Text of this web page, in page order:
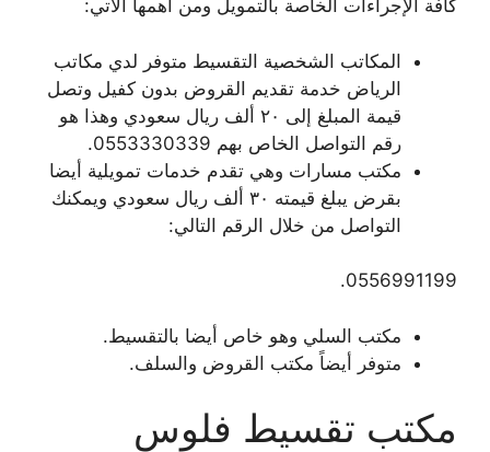
كافة الإجراءات الخاصة بالتمويل ومن أهمها الآتي:
المكاتب الشخصية التقسيط متوفر لدي مكاتب
الرياض خدمة تقديم القروض بدون كفيل وتصل
قيمة المبلغ إلى ٢٠ ألف ريال سعودي وهذا هو
رقم التواصل الخاص بهم 0553330339.
مكتب مسارات وهي تقدم خدمات تمويلية أيضا
بقرض يبلغ قيمته ٣٠ ألف ريال سعودي ويمكنك
التواصل من خلال الرقم التالي:
0556991199.
مكتب السلي وهو خاص أيضا بالتقسيط.
متوفر أيضاً مكتب القروض والسلف.
مكتب تقسيط فلوس